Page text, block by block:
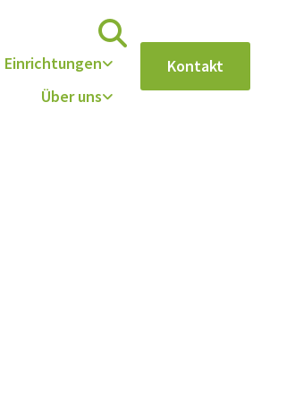
Einrichtungen
Über uns
Kontakt